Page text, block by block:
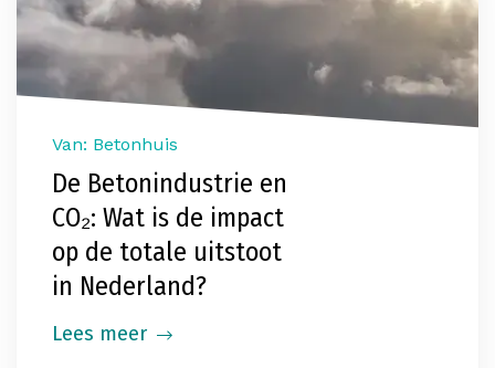
Van: Betonhuis
De Betonindustrie en
CO₂: Wat is de impact
op de totale uitstoot
in Nederland?
Lees meer